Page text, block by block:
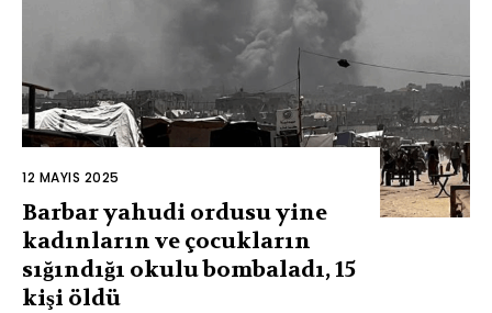
12 MAYIS 2025
Barbar yahudi ordusu yine
kadınların ve çocukların
sığındığı okulu bombaladı, 15
kişi öldü